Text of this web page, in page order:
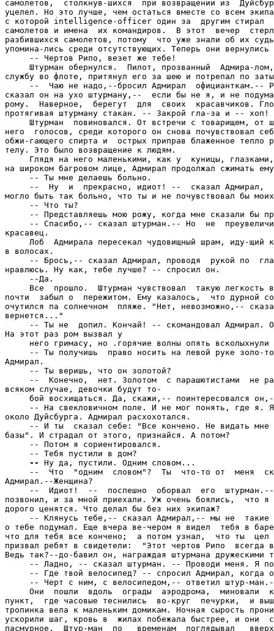
самолетов,  столкнув-шихся  при возвращении из
уцелел. Но это лучше, чем остаться вместе со всем
с которой intelligence-officer один за  другим стирал
самолетов и имена  их командиров.  В этот  вечер
разбившихся самолетов, потому  что уже знали об их
упомина-лись среди отсутствующих. Теперь они
     -- Чертов Рипо, везет же тебе!
Штурман обернулся.  Пилот, прозванный  Адмира-
службу во флоте, притянул его за шею и потрепал по
--  Чаю не надо,--бросил Адмирал  официанткам.--
сказал он на ухо штурману,--  если бы не я, и не
рому.  Наверное,  берегут  для  своих  красавчиков.
протягивая штурману стакан. -- Закрой гла-за и -- хоп!
Штурман  повиновался. От встречи с товарищем, от
него  голосов, среди которого он снова почувствовал
обжи-гающего спирта и  острых приправ блаженное тепло
телу. Это было возвращение к людям.
Глядя на него маленькими, как у  куницы,
на широком багровом лице, Адмирал продолжал сжимать
     -- Ты мне делаешь больно.
--  Ну  и  прекрасно, идиот! --  сказал Адмирал,
могло быть так больно, что ты и не почувствовал бы
     -- Что ты?
-- Представляешь мою рожу, когда мне сказали бы
-- Спасибо,-- сказал штурман.-- Но  не
красавец.
Лоб  Адмирала пересекал чудовищный шрам, иду-щий
в волосах.
-- Брось,-- сказал Адмирал, проводя  рукой по
нравлюсь. Ну как, тебе лучше? -- спросил он.
     --Да.
Все  прошло.  Штурман чувствовал  такую легкость
почти  забыл о  пережитом. Ему казалось,  что дурной
очутился па солнечном  пляже. "Нет, невозможно,--
вернется..."
-- Ты не  допил. Кончай! -- скомандовал Адмирал.
На этот раз ром вызвал у
него гримасу, но .горячие волны опять всколыхнули
-- Ты получишь  право носить на левой руке золо-
Адмирал.
     -- Ты веришь, что он золотой?
--  Конечно,  нет. Золотом  с парашютистами  не
всяком случае, девочки будут то-
бой восхищаться. Да, скажи,-- поинтересовался
-- На свекловичном поле. И не мог понять, где я.
около Дуйсбурга. Адмирал расхохотался.
-- И ты  сказал себе: "Все кончено. Не видать мне
базы". И страдал от этого, признайся. А потом?
     -- Потом я сориентировался.
     -- Тебя пустили в дом?
--
Ну да, пустили. Одним словом...
--  Что  "одним  словом"?  Ты  что-то от  меня
Адмирал.--Женщина?
--  Идиот!  --  поспешно  оборвал  его
позвонил, и за мной приехали. Уж очень боялись,  что я
дорого ценятся. Что делал бы без них экипаж?
-- Клянусь тебе,-- сказал Адмирал,-- мы не  такие
о тебе подумал. Еще вчера ве-чером я видел  тебя в
что для тебя все кончено;  а потом узнал,  что ты
призвал ребят в свидетели:  "Этот чертов Рипо  всегда
Ведь так?--до-бавил он, награждая штурмана дружескими
-- Ладно, -- сказал штурман. -- Проводи меня. Я
-- Где твой велосипед? -- спросил Адмирал, когда
-- Черт с ним, с велосипедом,-- ответил штур-
Они  пошли  вдоль  ограды  аэродрома,  миновали
пункт,  где часовые теснились  во-круг  печурки,  и
тропинка вела к маленьким домикам. Ночная сырость
ускорили шаг, кровь в  жилах побежала быстрее, и они
пасмурное.  Штур-ман  по   временам  поглядывал